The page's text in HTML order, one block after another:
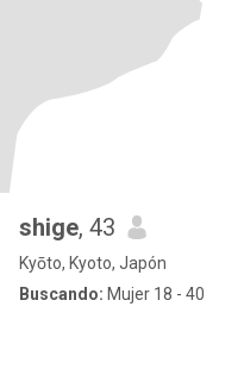
shige, 43
Kyōto, Kyoto, Japón
Buscando: Mujer 18 - 40